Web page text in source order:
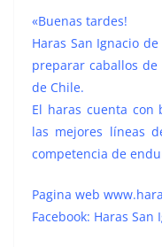
«Buenas tardes!
Haras San Ignacio
preparar caballos
de Chile.
El haras cuenta con
las mejores líneas
competencia de
Pagina web
Facebook: Haras San